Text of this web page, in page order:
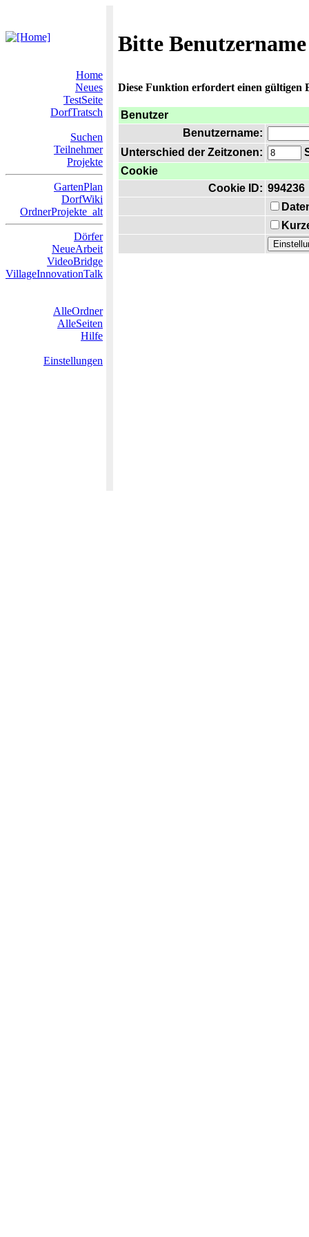
Bitte
Home
Neues
TestSeite
DorfTratsch
Suchen
Teilnehmer
Projekte
GartenPlan
DorfWiki
OrdnerProjekte_alt
Dörfer
NeueArbeit
VideoBridge
VillageInnovationTalk
AlleOrdner
AlleSeiten
Hilfe
Einstellungen
Diese Funktion erfordert einen gültigen
Benutzer
Benutzername:
Unterschied der Zeitzonen:
Cookie
Cookie ID: 994236